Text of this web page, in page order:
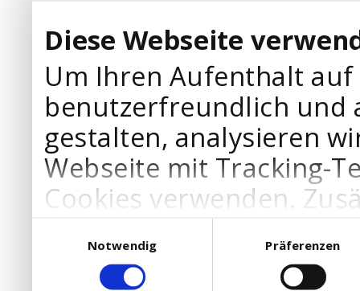
Diese Webseite
Um Ihren Aufenthalt
benutzerfreundlich und
gestalten, analysieren
Webseite mit Tracking-
Cookies verwenden.
Werbepartner
Ihre Bedürfnisse
Notwendig
Präferenzen